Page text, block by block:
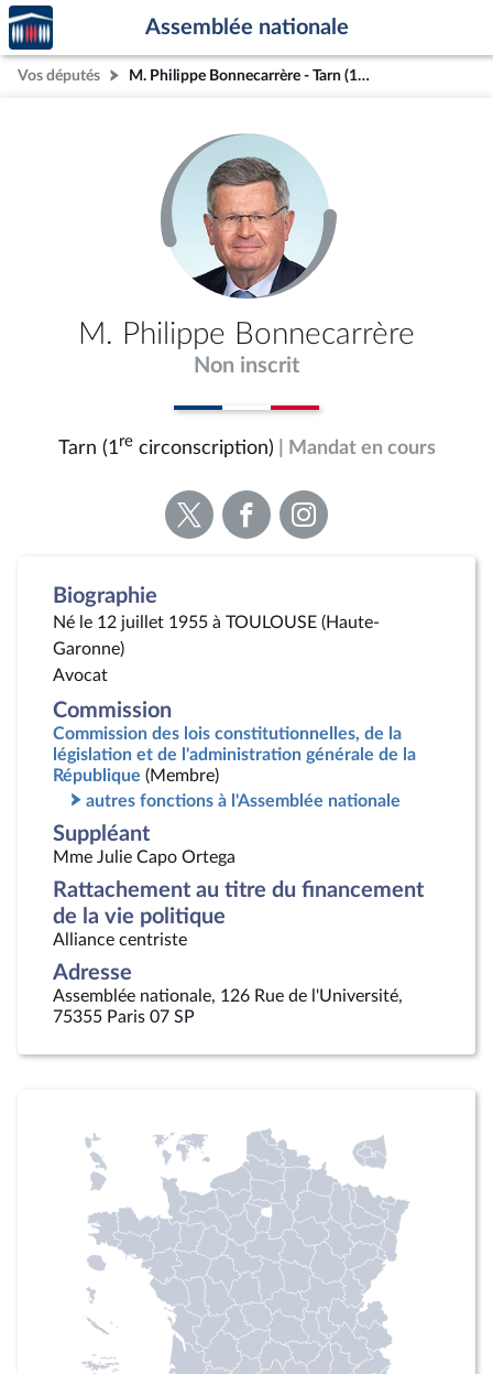
Aller au contenu
Aller en bas de la page
Accèder
à la
page
d'accueil
Assemblée nationale
Vos députés M. Philippe Bonnecarrère - Tarn (1re circonscription)
M. Philippe Bonnecarrère
Non inscrit
Tarn (1recirconscription) | Mandat en cours
Voir
la
Voir
la
Voir
la
Biographie
Né le 12 juillet 1955 à TOULOUSE (Haute-
Garonne)
Avocat
Commission
Commission des lois constitutionnelles, de la
législation et de l'administration générale de la
République (Membre)
autres fonctions à l'Assemblée nationale
Suppléant
Mme Julie Capo Ortega
Rattachement au titre du financement
de la vie politique
Alliance centriste
Adresse
Assemblée nationale, 126 Rue de l'Université,
75355 Paris 07 SP